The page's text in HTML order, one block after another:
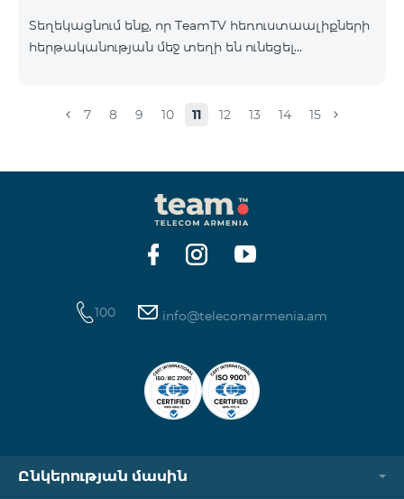
Տեղեկացնում ենք, որ TeamTV հեռուստաալիքների
հերթականության մեջ տեղի են ունեցել
համապատասխան։Մանրամասներին կարող եք
7 8 9 10 11 12 13 14 15
100 info@telecomarmenia.am
Ընկերության մասին